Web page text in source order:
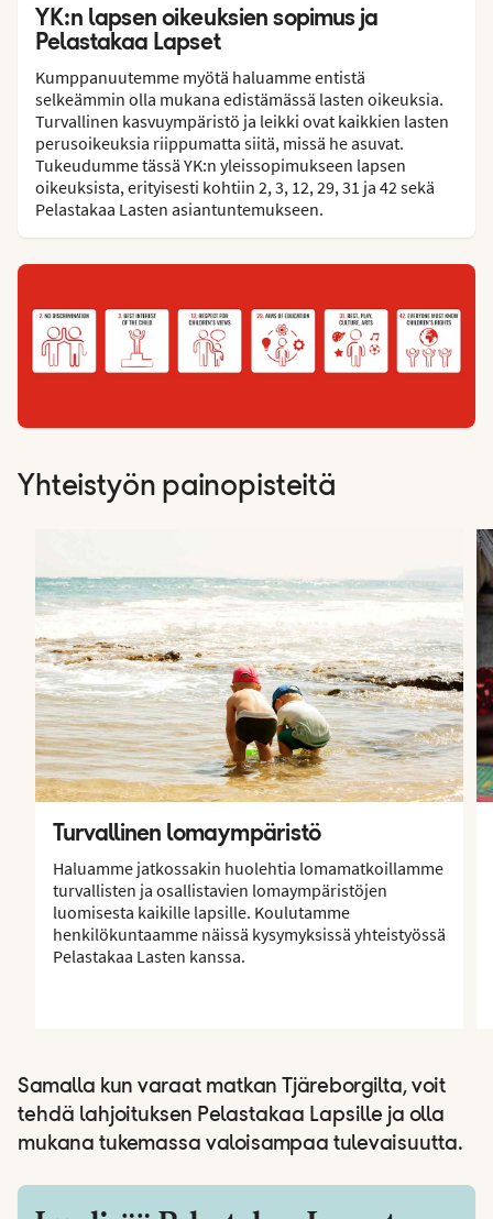
YK:n lapsen oikeuksien sopimus ja
Pelastakaa Lapset
Kumppanuutemme myötä haluamme entistä
selkeämmin olla mukana edistämässä lasten oikeuksia.
Turvallinen kasvuympäristö ja leikki ovat kaikkien lasten
perusoikeuksia riippumatta siitä, missä he asuvat.
Tukeudumme tässä YK:n yleissopimukseen lapsen
oikeuksista, erityisesti kohtiin 2, 3, 12, 29, 31 ja 42 sekä
Pelastakaa Lasten asiantuntemukseen.
Yhteistyön painopisteitä
Turvallinen lomaympäristö
Haluamme jatkossakin huolehtia lomamatkoillamme
turvallisten ja osallistavien lomaympäristöjen
luomisesta kaikille lapsille. Koulutamme
henkilökuntaamme näissä kysymyksissä yhteistyössä
Pelastakaa Lasten kanssa.
Samalla kun varaat matkan Tjäreborgilta, voit
tehdä lahjoituksen Pelastakaa Lapsille ja olla
mukana tukemassa valoisampaa tulevaisuutta.